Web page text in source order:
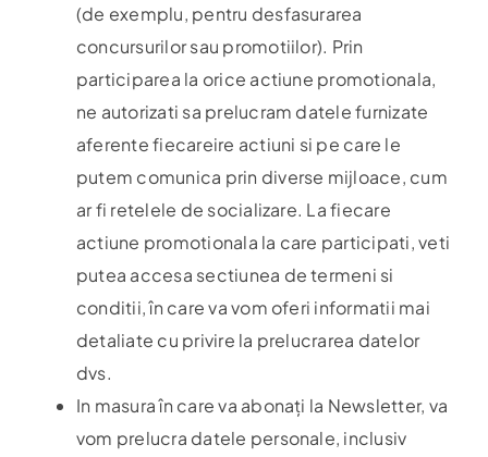
(de exemplu, pentru desfasurarea
concursurilor sau promotiilor). Prin
participarea la orice actiune promotionala,
ne autorizati sa prelucram datele furnizate
aferente fiecareire actiuni si pe care le
putem comunica prin diverse mijloace, cum
ar fi retelele de socializare. La fiecare
actiune promotionala la care participati, veti
putea accesa sectiunea de termeni si
conditii, în care va vom oferi informatii mai
detaliate cu privire la prelucrarea datelor
dvs.
In masura în care va abonați la Newsletter, va
vom prelucra datele personale, inclusiv